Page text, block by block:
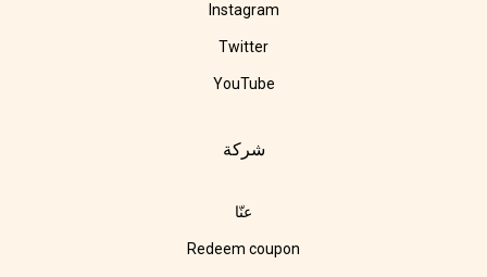
Instagram
Twitter
YouTube
شركة
عنّا
Redeem coupon